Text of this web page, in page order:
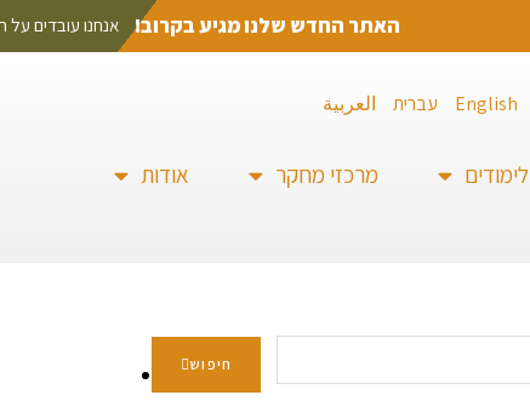
האתר החדש שלנו מגיע בקרוב! אנחנו עובדים
English עברית العربية
לימודים מרכזי מחקר אודות
חיפוש